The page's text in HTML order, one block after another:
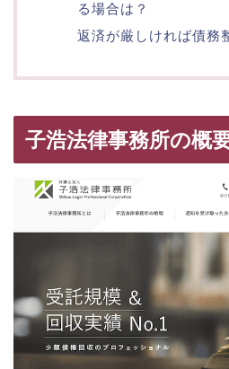
る場合は？
返済が厳しければ債務
子浩法律事務所の概